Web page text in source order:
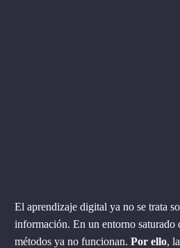
El aprendizaje digital ya no se trata
información. En un entorno saturado
métodos ya no funcionan. Por ello,